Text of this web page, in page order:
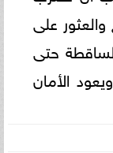
على
حتى
الأمان